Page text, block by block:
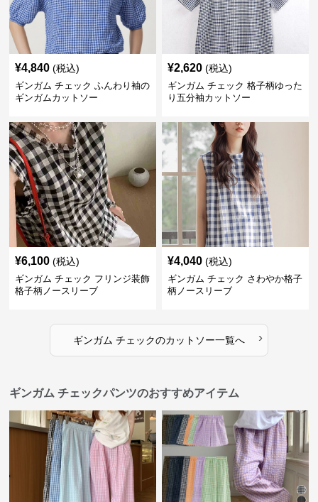
¥4,840 (税込)
ギンガム チェック ふんわり袖の
ギンガムカットソー
¥2,620 (税込)
ギンガム チェック 格子柄ゆった
り五分袖カットソー
¥6,100 (税込)
ギンガム チェック フリンジ装飾
格子柄ノースリーブ
¥4,040 (税込)
ギンガム チェック さわやか格子
柄ノースリーブ
ギンガム チェックのカットソー一覧へ ›
ギンガム チェックパンツのおすすめアイテム